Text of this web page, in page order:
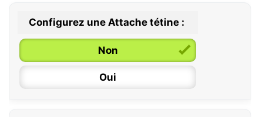
0 / 6 mois
6 / 36 mois
Configurez une Attache tétine :
Non
Oui